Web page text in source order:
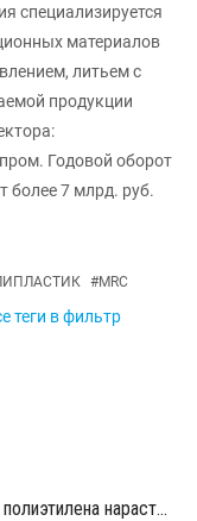
специализируется
материалов
литьем с
продукции
Годовой оборот
более 7 млрд. руб.
#MRC
теги в фильтр
Удмуртский производитель вспененного полиэтилена нарастит выпуск на 15%